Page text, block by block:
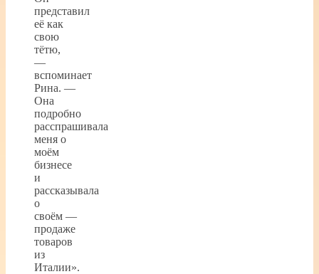
представил
её как
свою
тётю,
—
вспоминает
Рина. —
Она
подробно
расспрашивала
меня о
моём
бизнесе
и
рассказывала
о
своём —
продаже
товаров
из
Италии».